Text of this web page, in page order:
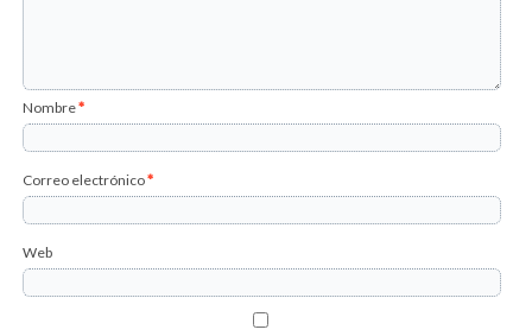
Nombre*
Correo electrónico*
Web